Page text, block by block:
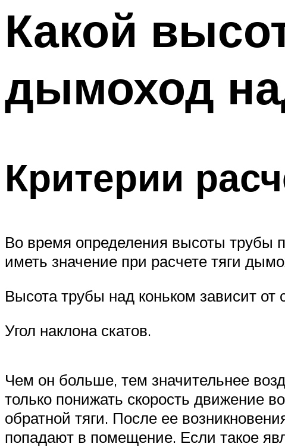
Какой
дымоход
Критерии
Во время определения высоты трубы
иметь значение при расчете тяги
Высота трубы над коньком зависит
Угол наклона скатов.
Чем он больше, тем значительнее
только понижать скорость движение
обратной тяги. После ее
попадают в помещение. Если такое